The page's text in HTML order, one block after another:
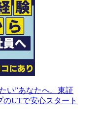
い”あなたへ。東証
UTで安心スタート